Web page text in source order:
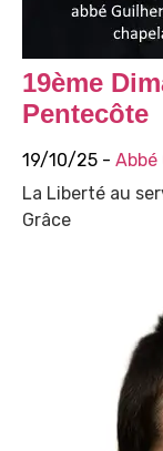
19ème
Pentecôte
19/10/25 - Abbé
La Liberté au
Grâce